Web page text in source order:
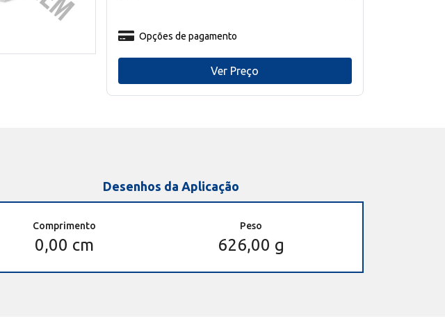
Opções de pagamento
Ver Preço
Desenhos da Aplicação
Comprimento
0,00 cm
Peso
626,00 g